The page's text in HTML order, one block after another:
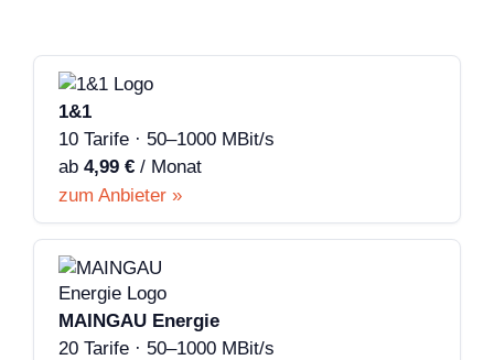
1&1
10 Tarife · 50–1000 MBit/s
ab 4,99 € / Monat
zum Anbieter »
MAINGAU Energie
20 Tarife · 50–1000 MBit/s